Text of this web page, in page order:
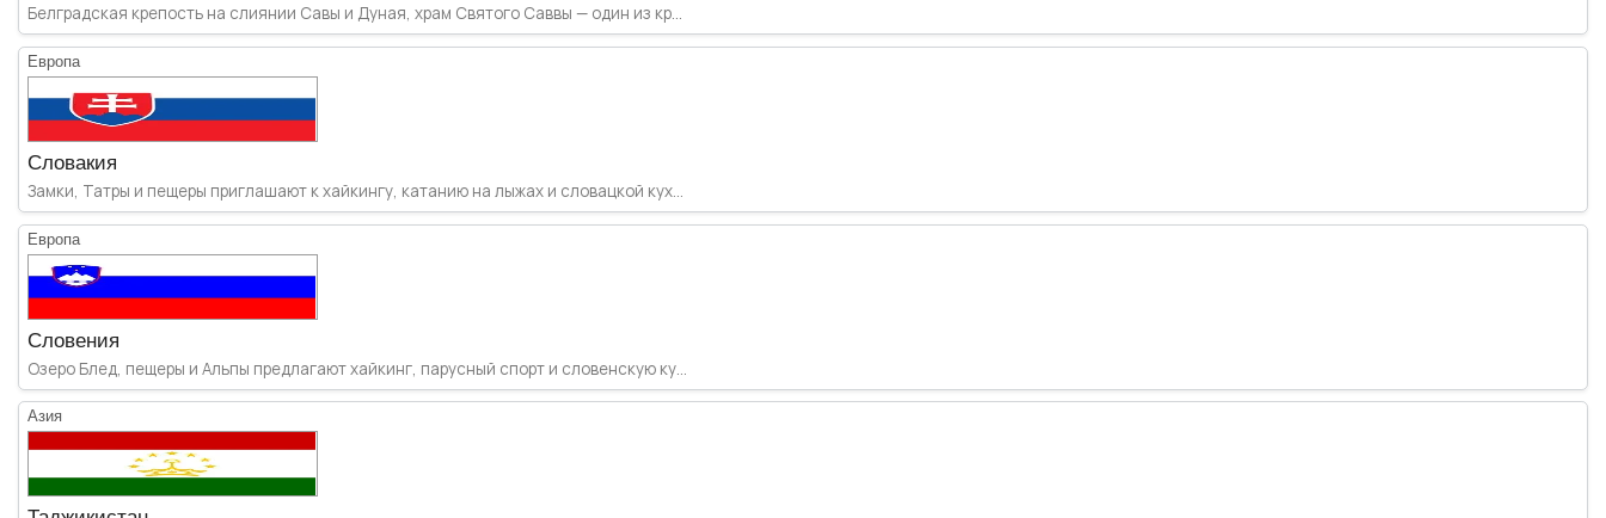
Белградская крепость на слиянии Савы и Дуная, храм Святого Саввы — один из кр...
Европа
Словакия
Замки, Татры и пещеры приглашают к хайкингу, катанию на лыжах и словацкой кух...
Европа
Словения
Озеро Блед, пещеры и Альпы предлагают хайкинг, парусный спорт и словенскую ку...
Азия